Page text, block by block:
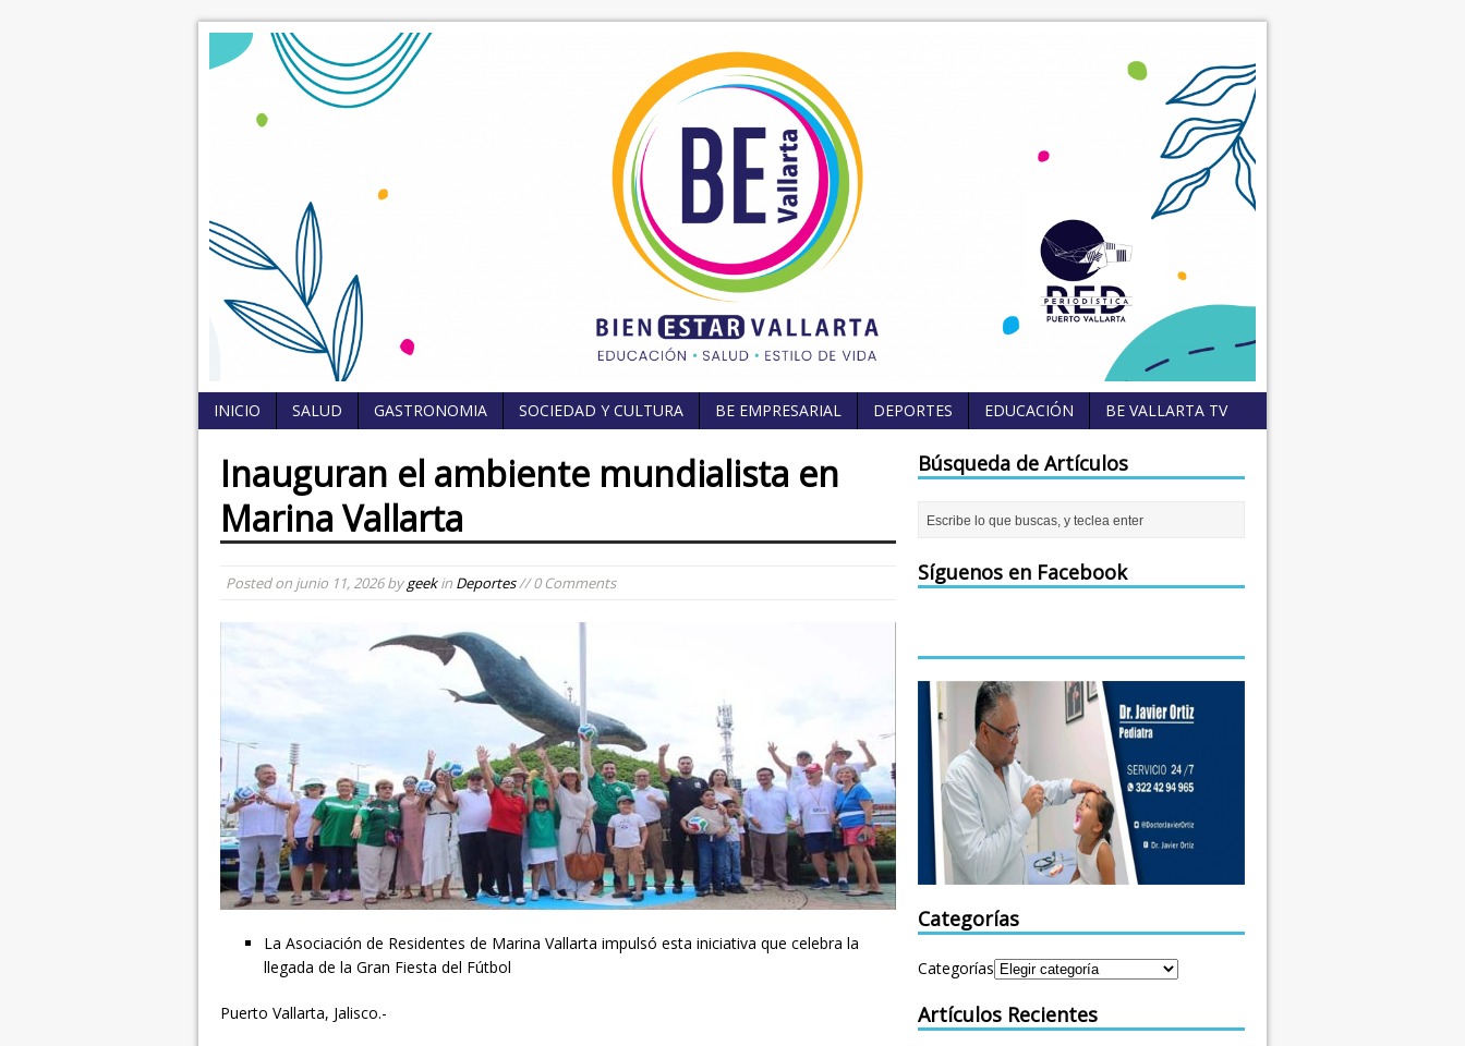
INICIO SALUD GASTRONOMIA SOCIEDAD Y CULTURA BE EMPRESARIAL DEPORTES EDUCACIÓN BE VALLARTA TV
Inauguran el ambiente mundialista en
Marina Vallarta
Posted on junio 11, 2026bygeekin Deportes// 0 Comments
La Asociación de Residentes de Marina Vallarta impulsó esta iniciativa que celebra la
llegada de la Gran Fiesta del Fútbol
Puerto Vallarta, Jalisco.-
Búsqueda de Artículos
Síguenos en Facebook
Categorías
Categorías
Artículos Recientes